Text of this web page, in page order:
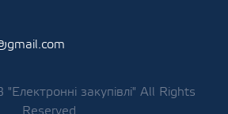
закупівлі" All Rights
Reserved.